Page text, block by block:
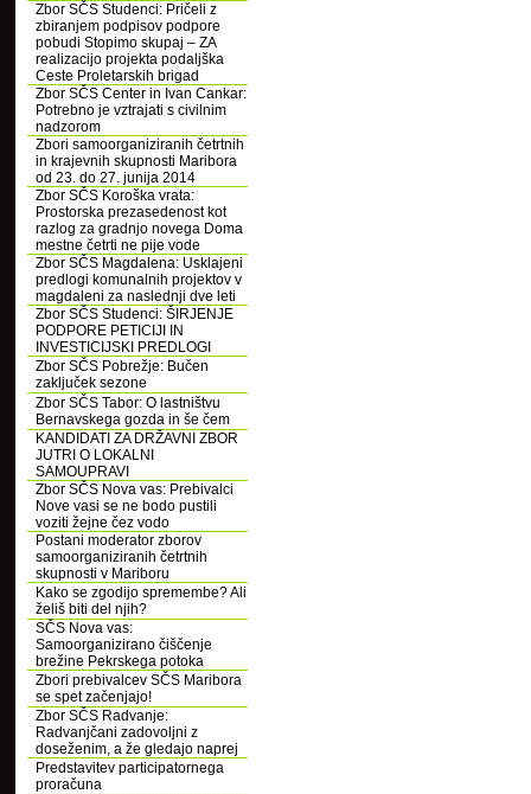
Zbor SČS Studenci: Pričeli z
zbiranjem podpisov podpore
pobudi Stopimo skupaj – ZA
realizacijo projekta podaljška
Ceste Proletarskih brigad
Zbor SČS Center in Ivan Cankar:
Potrebno je vztrajati s civilnim
nadzorom
Zbori samoorganiziranih četrtnih
in krajevnih skupnosti Maribora
od 23. do 27. junija 2014
Zbor SČS Koroška vrata:
Prostorska prezasedenost kot
razlog za gradnjo novega Doma
mestne četrti ne pije vode
Zbor SČS Magdalena: Usklajeni
predlogi komunalnih projektov v
magdaleni za naslednji dve leti
Zbor SČS Studenci: ŠIRJENJE
PODPORE PETICIJI IN
INVESTICIJSKI PREDLOGI
Zbor SČS Pobrežje: Bučen
zaključek sezone
Zbor SČS Tabor: O lastništvu
Bernavskega gozda in še čem
KANDIDATI ZA DRŽAVNI ZBOR
JUTRI O LOKALNI
SAMOUPRAVI
Zbor SČS Nova vas: Prebivalci
Nove vasi se ne bodo pustili
voziti žejne čez vodo
Postani moderator zborov
samoorganiziranih četrtnih
skupnosti v Mariboru
Kako se zgodijo spremembe? Ali
želiš biti del njih?
SČS Nova vas:
Samoorganizirano čiščenje
brežine Pekrskega potoka
Zbori prebivalcev SČS Maribora
se spet začenjajo!
Zbor SČS Radvanje:
Radvanjčani zadovoljni z
doseženim, a že gledajo naprej
Predstavitev participatornega
proračuna